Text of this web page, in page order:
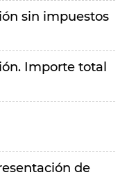
sin impuestos
Importe total
de